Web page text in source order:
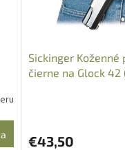
Sickinger Koženné
čierne na Glock 42
€43,50